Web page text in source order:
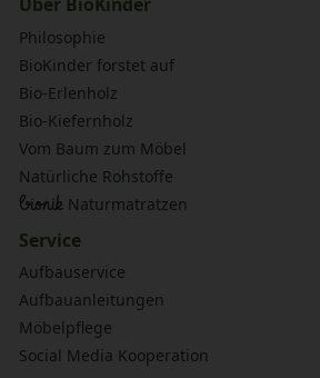
Philosophie
BioKinder forstet auf
Bio-Erlenholz
Bio-Kiefernholz
Vom Baum zum Möbel
Natürliche Rohstoffe
bionik Naturmatratzen
Service
Aufbauservice
Aufbauanleitungen
Möbelpflege
Social Media Kooperation